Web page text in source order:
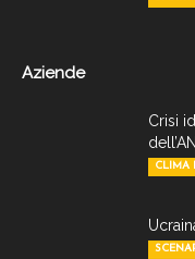
Aziende
Crisi
CLIMA